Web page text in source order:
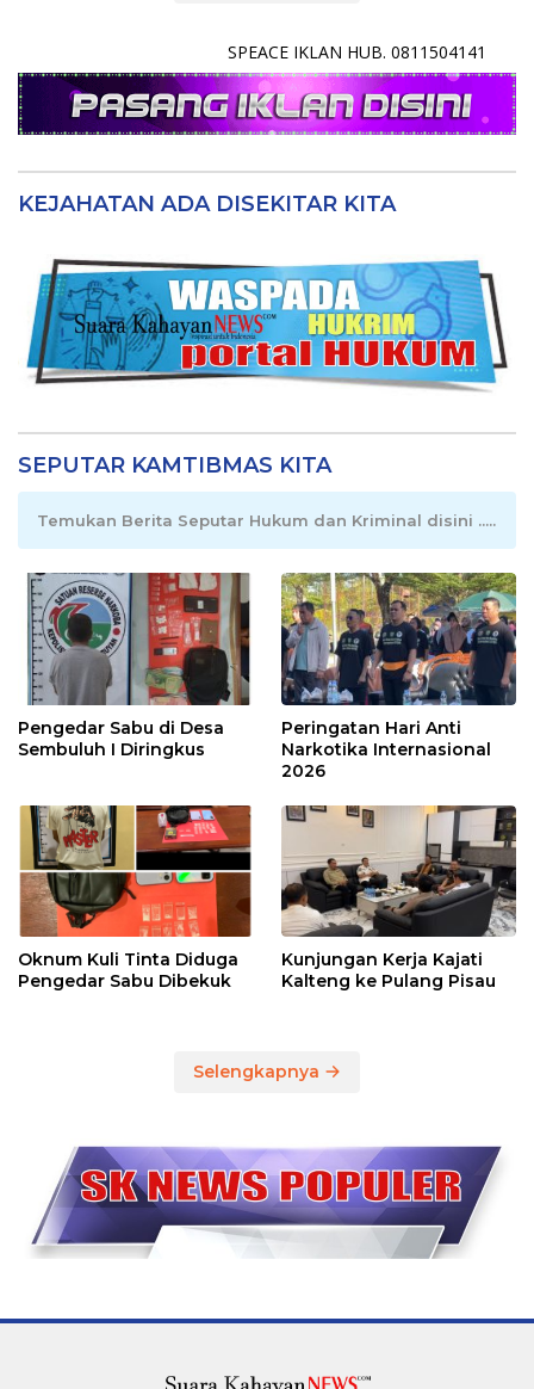
SPEACE IKLAN HUB. 0811504141
KEJAHATAN ADA DISEKITAR KITA
SEPUTAR KAMTIBMAS KITA
Temukan Berita Seputar Hukum dan Kriminal disini .....
Pengedar Sabu di Desa
Sembuluh I Diringkus
Peringatan Hari Anti
Narkotika Internasional
2026
Oknum Kuli Tinta Diduga
Pengedar Sabu Dibekuk
Kunjungan Kerja Kajati
Kalteng ke Pulang Pisau
Selengkapnya